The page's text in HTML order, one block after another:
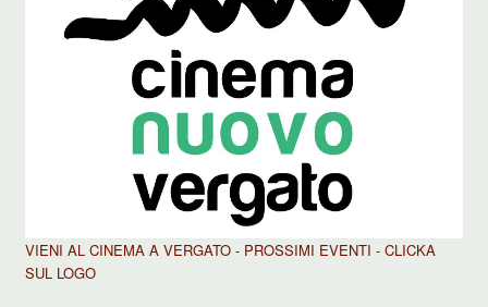
VIENI AL CINEMA A VERGATO - PROSSIMI EVENTI - CLICKA
SUL LOGO